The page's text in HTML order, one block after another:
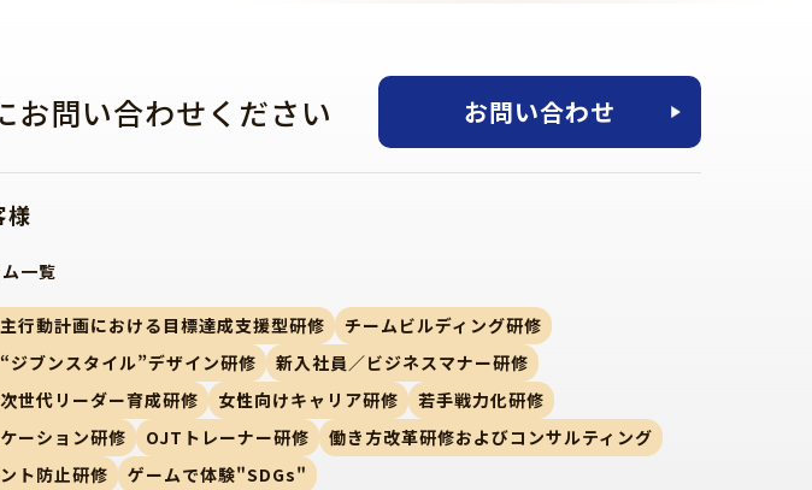
お問い合わせください お問い合わせ
様
一覧
行動計画における目標達成支援型研修
チームビルディング研修
ジブンスタイル”デザイン研修
新入社員／ビジネスマナー研修
世代リーダー育成研修
女性向けキャリア研修
若手戦力化研修
ーション研修
OJTトレーナー研修
働き方改革研修およびコンサルティング
ト防止研修
ゲームで体験"SDGs"